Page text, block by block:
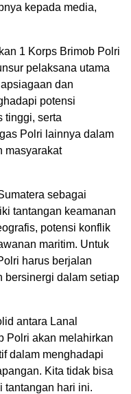
kepada media,
1 Korps Brimob Polri
pelaksana utama
dan
potensi
tinggi, serta
Polri lainnya dalam
masyarakat
sebagai
tantangan keamanan
potensi konflik
maritim. Untuk
harus berjalan
bersinergi dalam setiap
antara Lanal
Polri akan melahirkan
dalam menghadapi
Kita tidak bisa
tantangan hari ini.